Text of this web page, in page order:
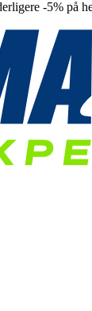
-5% på